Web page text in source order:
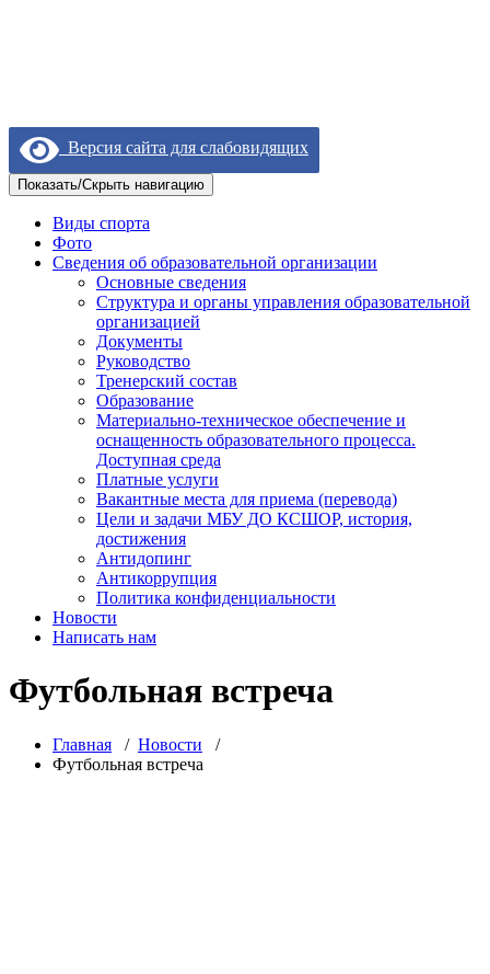
Версия сайта для слабовидящих
Показать/Скрыть навигацию
Виды спорта
Фото
Сведения об образовательной организации
Основные сведения
Структура и органы управления образовательной
организацией
Документы
Руководство
Тренерский состав
Образование
Материально-техническое обеспечение и
оснащенность образовательного процесса.
Доступная среда
Платные услуги
Вакантные места для приема (перевода)
Цели и задачи МБУ ДО КСШОР, история,
достижения
Антидопинг
Антикоррупция
Политика конфиденциальности
Новости
Написать нам
Футбольная встреча
Главная / Новости /
Футбольная встреча